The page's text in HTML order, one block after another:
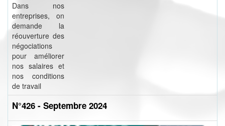
Dans nos
entreprises, on
demande la
réouverture des
négociations
pour améliorer
nos salaires et
nos conditions
de travail
N°426 - Septembre 2024